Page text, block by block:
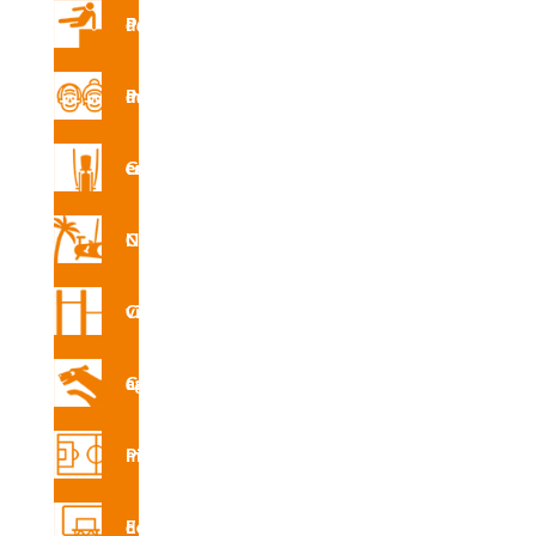
Parques de Parkour
Parque de mayores
Gimnasio en la calle
Circuito Nforma
Circuito vita
Circuito canino agility
Pistas multideporte
Equipamiento deportivo
INS
R4865
E
Pista y estructura de acero inoxidable.